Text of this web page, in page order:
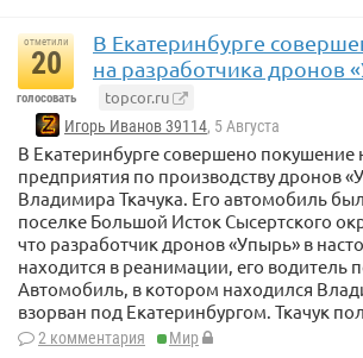
отметили
20
голосовать
В Екатеринбурге
на разработчика дронов
topcor.ru
Игорь Иванов 39114, 5 Августа
В Екатеринбурге совершено покушение
предприятия по производству дронов
Владимира Ткачука. Его автомобиль
поселке Большой Исток Сысертского
что разработчик дронов «Упырь» в
находится в реанимации, его водитель
Автомобиль, в котором находился
взорван под Екатеринбургом. Ткачук
2 комментария Мир